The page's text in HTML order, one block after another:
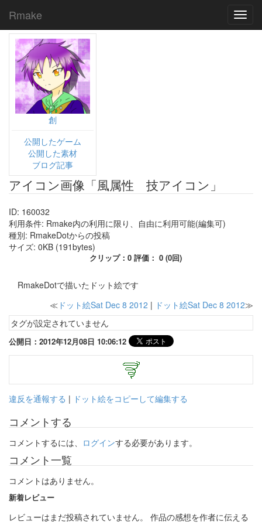
Rmake
創
公開したゲーム
公開した素材
ブログ記事
アイコン画像「風属性 技アイコン」
ID: 160032
利用条件: Rmake内の利用に限り、自由に利用可能(編集可)
種別: RmakeDotからの投稿
サイズ: 0KB (191bytes)
クリップ：0 評価： 0 (0回)
RmakeDotで描いたドット絵です
≪ ドット絵Sat Dec 8 2012 | ドット絵Sat Dec 8 2012≫
タグが設定されていません
公開日：2012年12月08日 10:06:12
違反を通報する | ドット絵をコピーして編集する
コメントする
コメントするには、 ログインする必要があります。
コメント一覧
コメントはありません。
新着レビュー
レビューはまだ投稿されていません。 作品の感想を作者に伝える